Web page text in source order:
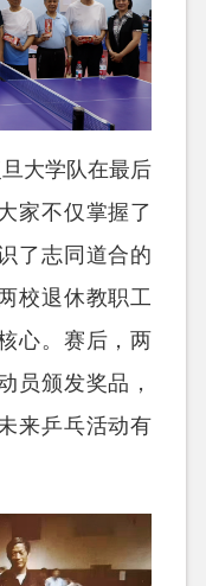
大学队在最后
家不仅掌握了
了志同道合的
校退休教职工
心。赛后，两
员颁发奖品，
来乒乓活动有